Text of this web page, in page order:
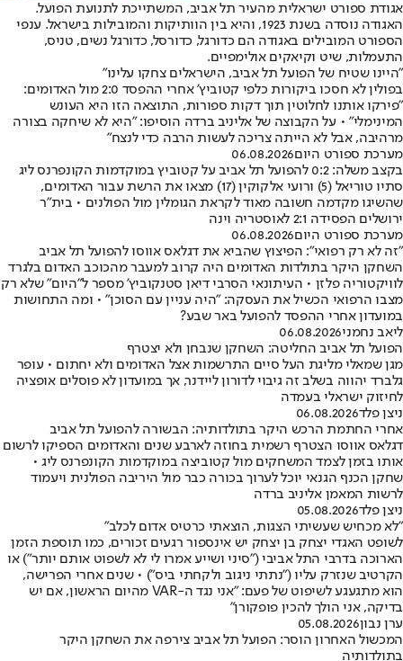
אגודת ספורט ישראלית מהעיר תל אביב, המשתייכת לתנועת הפועל.
האגודה נוסדה בשנת 1923, והיא בין הוותיקות והמובילות בישראל. ענפי
הספורט המובילים באגודה הם כדורגל, כדורסל, כדורגל נשים, טניס,
התעמלות, שיט וקיאקים אולימפיים.
"היינו שטיח של הפועל תל אביב, הישראלים צחקו עלינו"
בפולין לא חסכו ביקורות כלפי קטוביץ' אחרי ההפסד 2:0 מול האדומים:
"פירקו אותנו לחלוטין תוך דקות ספורות, התוצאה הזו היא העונש
המינימלי" • על הקבוצה של אליניב ברדה הוסיפו: "היא לא שיחקה בצורה
מרהיבה, אבל לא הייתה צריכה לעשות הרבה כדי לנצח"
מערכת ספורט היום06.08.2026
בקצב משלה: 0:2 להפועל תל אביב על קטוביץ במוקדמות הקונפרנס ליג
סתיו טוריאל (5) ורועי אלקוקין (17) מצאו את הרשת עבור האדומים,
שהשיגו מקדמה חשובה מאוד לקראת הגומלין מול הפולנים • בית"ר
ירושלים הפסידה 2:1 לאוסטריה וינה
מערכת ספורט היום06.08.2026
"זה לא רק רפואי": הפיצוץ שהביא את דגלאס אווסו להפועל תל אביב
השחקן היקר בתולדות האדומים היה קרוב למעבר מהכוכב האדום בלגרד
לוויקטוריה פלזן • העיתונאי הסרבי דיאן סטנקוביץ' מספר ל"היום" שלא רק
מצבו הרפואי הכשיל את העסקה: "היה עניין עם הסוכן" • ומה התחושות
במועדון אחרי ההפסד להפועל באר שבע?
ליאב נחמני06.08.2026
הפועל תל אביב החליטה: השחקן שנבחן ולא יצטרף
מגן שמאלי מליגת העל סיים התרשמות אצל האדומים ולא יחתום • עופר
גלברד יהווה בשלב זה גיבוי לדורון ליידנר, אך במועדון לא פוסלים אופציה
לחיזוק ישראלי בעמדה
ניצן פלד06.08.2026
אחרי החתמת הרכש היקר בתולדותיה: הבשורה להפועל תל אביב
דגלאס אווסו הצטרף רשמית בחוזה לארבע שנים והאדומים הספיקו לרשום
אותו בזמן לצמד המשחקים מול קטוביצה במוקדמות הקונפרנס ליג •
שחקן הכנף הגנאי יוכל לערוך בכורה כבר מול היריבה הפולנית ויעמוד
לרשות המאמן אליניב ברדה
ניצן פלד05.08.2026
"לא מכחיש שעשיתי הצגות, הוצאתי כרטיס אדום לכלב"
לשופט האגדי יצחק בן יצחק יש אינספור רגעים זכורים, כמו תוספת הזמן
הארוכה בדרבי התל אביבי ("סיני ושייע אמרו לי לא לשפוט אותם יותר") או
הקרטיב שנזרק עליו ("נתתי ניגוב ולקחתי ביס") • שנים אחרי הפרישה,
הוא מתגעגע לשיפוט של פעם: "אני נגד ה-VAR מהיום הראשון, אם יש
בדיקה, אני הולך להכין פופקורן"
ערן נבון05.08.2026
המכשול האחרון הוסר: הפועל תל אביב צירפה את השחקן היקר
בתולדותיה